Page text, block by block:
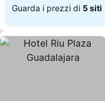
Guarda i prezzi di 5 siti